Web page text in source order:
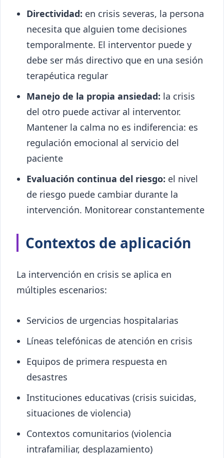
Directividad: en crisis severas, la persona
necesita que alguien tome decisiones
temporalmente. El interventor puede y
debe ser más directivo que en una sesión
terapéutica regular
Manejo de la propia ansiedad: la crisis
del otro puede activar al interventor.
Mantener la calma no es indiferencia: es
regulación emocional al servicio del
paciente
Evaluación continua del riesgo: el nivel
de riesgo puede cambiar durante la
intervención. Monitorear constantemente
Contextos de aplicación
La intervención en crisis se aplica en
múltiples escenarios:
Servicios de urgencias hospitalarias
Líneas telefónicas de atención en crisis
Equipos de primera respuesta en
desastres
Instituciones educativas (crisis suicidas,
situaciones de violencia)
Contextos comunitarios (violencia
intrafamiliar, desplazamiento)